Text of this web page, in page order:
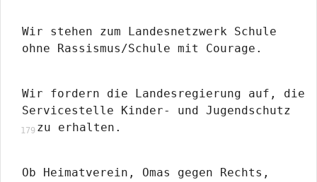
Wir stehen zum Landesnetzwerk Schule
ohne Rassismus/Schule mit Courage.
Wir fordern die Landesregierung auf, die
Servicestelle Kinder- und Jugendschutz
zu erhalten.
Ob Heimatverein, Omas gegen Rechts,